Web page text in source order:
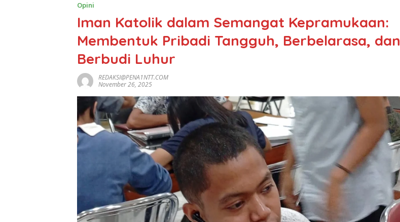
Opini
Iman Katolik dalam Semangat Kepramukaan:
Membentuk Pribadi Tangguh, Berbelarasa, dan
Berbudi Luhur
REDAKSI@PENA1NTT.COM
November 26, 2025